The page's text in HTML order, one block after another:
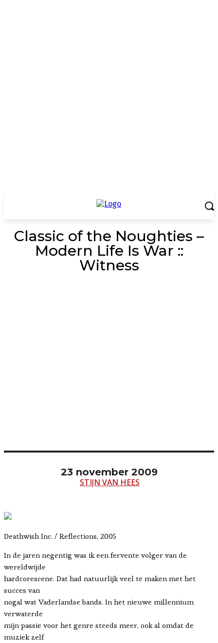
Classic of the Noughties –
Modern Life Is War ::
Witness
23 november 2009
STIJN VAN HEES
Deathwish Inc. / Reflections, 2005
In de jaren negentig was ik een fervente volger van de
wereldwijde
hardcorescene. Dat had natuurlijk veel te maken met het
succes van
nogal wat Vaderlandse bands. In het nieuwe millennium
verwaterde
mijn passie voor het genre steeds meer, ook al omdat de
muziek zelf